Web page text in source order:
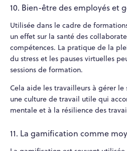
10. Bien-être des employés et
Utilisée dans le cadre de
un effet sur la santé des
compétences. La pratique de la
du stress et les pauses virtuelles
sessions de formation.
Cela aide les travailleurs à gérer le
une culture de travail utile qui
mentale et à la résilience des
11. La gamification comme